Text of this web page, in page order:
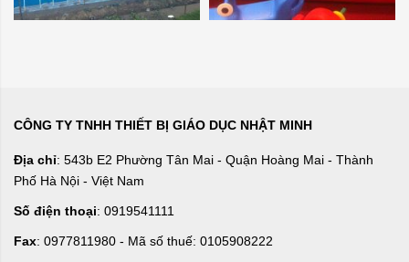
CÔNG TY TNHH THIẾT BỊ GIÁO DỤC NHẬT MINH
Địa chỉ: 543b E2 Phường Tân Mai - Quận Hoàng Mai - Thành
Phố Hà Nội - Việt Nam
Số điện thoại: 0919541111
Fax: 0977811980 - Mã số thuế: 0105908222